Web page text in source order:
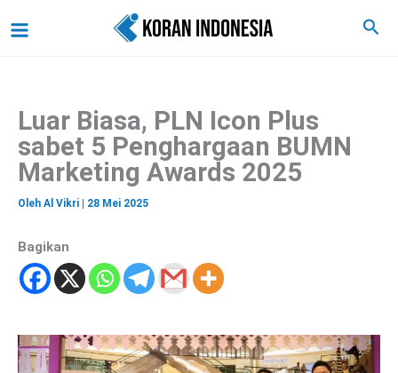
ke
Cari
Luar Biasa, PLN Icon Plus
sabet 5 Penghargaan BUMN
Marketing Awards 2025
Oleh Al Vikri 28 Mei 2025
Bagikan
a